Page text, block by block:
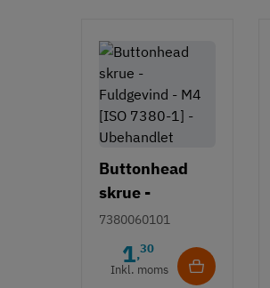
Buttonhead
skrue -
Fuldgevind -
M6 [ISO 7380-
1] -
7380060101
1,30
Inkl. moms